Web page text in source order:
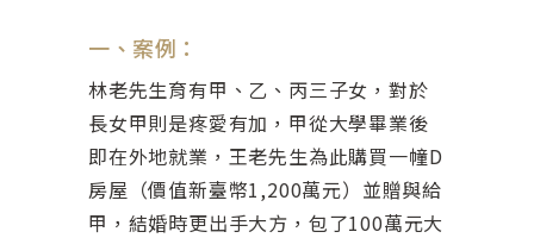
一、案例：
林老先生育有甲、乙、丙三子女，對於
長女甲則是疼愛有加，甲從大學畢業後
即在外地就業，王老先生為此購買一幢D
房屋（價值新臺幣1,200萬元）並贈與給
甲，結婚時更出手大方，包了100萬元大